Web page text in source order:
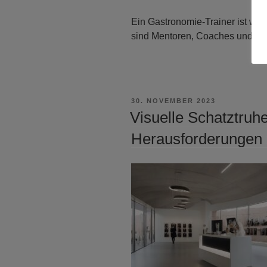
Ein Gastronomie-Trainer ist
sind Mentoren, Coaches und
VERÖFFENTLICHT
30. NOVEMBER 2023
Visuelle